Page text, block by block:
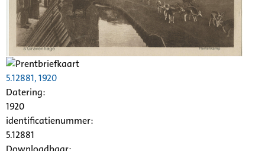
5.12881, 1920
Datering:
1920
identificatienummer:
5.12881